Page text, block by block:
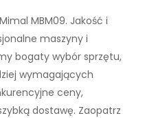
MBM09. Jakość i
maszyny i
bogaty wybór sprzętu,
wymagających
ceny,
dostawę. Zaopatrz